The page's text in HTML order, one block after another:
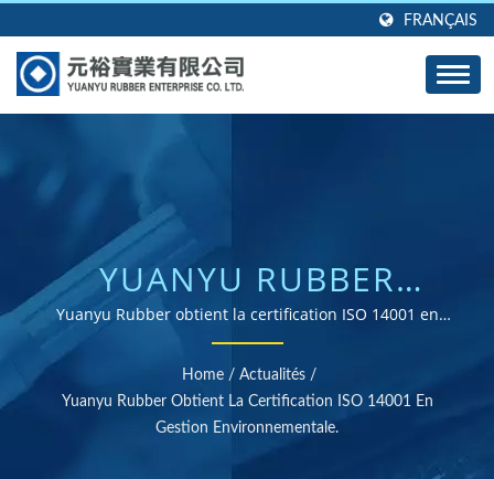
FRANÇAIS
YUANYU RUBBER
OBTIENT LA
CERTIFICATION ISO
14001 EN GESTION
ENVIRONNEMENTALE. |
Yuanyu Rubber obtient la certification ISO 14001 en
gestion environnementale. | Fournisseur de pièces en
caoutchouc certifiées ISO et RoHS
Home / Actualités /
Yuanyu Rubber Obtient La Certification ISO 14001 En
Gestion Environnementale.